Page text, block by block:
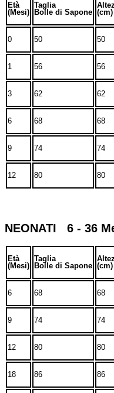
Età
(Mesi)
Taglia
Bolle di Sapone (cm)
0 50 50
1 56 56
3 62 62
6 68 68
9 74 74
12 80 80
NEONATI 6 - 36
Età
(Mesi)
Taglia
Bolle di Sapone (cm)
6 68 68
9 74 74
12 80 80
18 86 86